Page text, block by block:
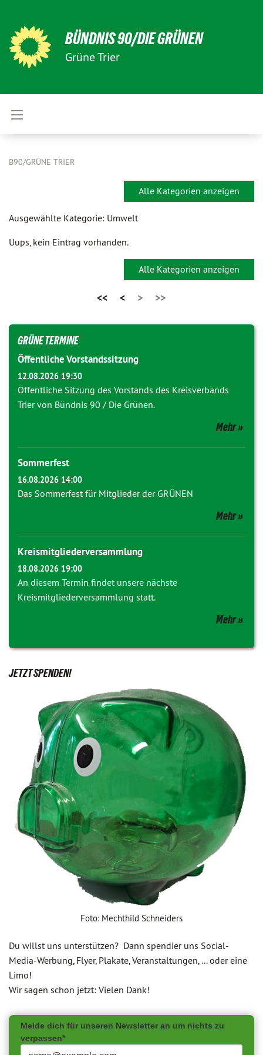
BÜNDNIS 90/DIE GRÜNEN
Grüne Trier
B90/GRÜNE TRIER
Alle Kategorien anzeigen
Ausgewählte Kategorie: Umwelt
Uups, kein Eintrag vorhanden.
Alle Kategorien anzeigen
<< < > >>
GRÜNE TERMINE
Öffentliche Vorstandssitzung
12.08.2026 19:30
Öffentliche Sitzung des Vorstands des Kreisverbands
Trier von Bündnis 90 / Die Grünen.
Mehr
Sommerfest
16.08.2026 14:00
Das Sommerfest für Mitglieder der GRÜNEN
Mehr
Kreismitgliederversammlung
18.08.2026 19:00
An diesem Termin findet unsere nächste
Kreismitgliederversammlung statt.
Mehr
JETZT SPENDEN!
Foto: Mechthild Schneiders
Du willst uns unterstützen? Dann spendier uns Social-
Media-Werbung, Flyer, Plakate, Veranstaltungen, ... oder eine
Limo!
Wir sagen schon jetzt: Vielen Dank!
Melde dich für unseren Newsletter an um nichts zu
verpassen*